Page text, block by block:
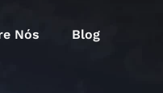
Nós Blog